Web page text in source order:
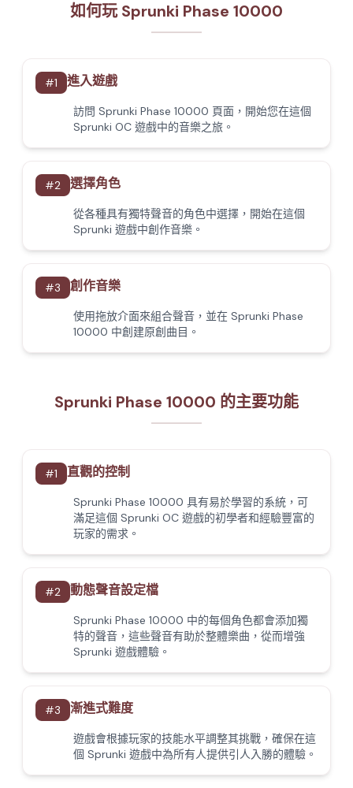
如何玩 Sprunki Phase 10000
#1 進入遊戲
訪問 Sprunki Phase 10000 頁面，開始您在這個
Sprunki OC 遊戲中的音樂之旅。
#2 選擇角色
從各種具有獨特聲音的角色中選擇，開始在這個
Sprunki 遊戲中創作音樂。
#3 創作音樂
使用拖放介面來組合聲音，並在 Sprunki Phase
10000 中創建原創曲目。
Sprunki Phase 10000 的主要功能
#1 直觀的控制
Sprunki Phase 10000 具有易於學習的系統，可
滿足這個 Sprunki OC 遊戲的初學者和經驗豐富的
玩家的需求。
#2 動態聲音設定檔
Sprunki Phase 10000 中的每個角色都會添加獨
特的聲音，這些聲音有助於整體樂曲，從而增強
Sprunki 遊戲體驗。
#3 漸進式難度
遊戲會根據玩家的技能水平調整其挑戰，確保在這
個 Sprunki 遊戲中為所有人提供引人入勝的體驗。